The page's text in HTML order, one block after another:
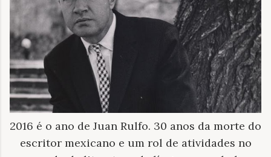
2016 é o ano de Juan Rulfo. 30 anos da morte do
escritor mexicano e um rol de atividades no